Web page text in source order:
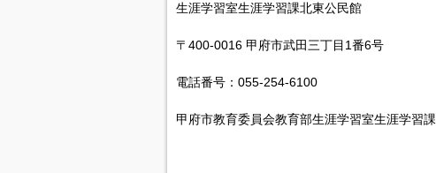
生涯学習室生涯学習課北東公民館
〒400-0016 甲府市武田三丁目1番6号
電話番号：055-254-6100
甲府市教育委員会教育部生涯学習室生涯学習課